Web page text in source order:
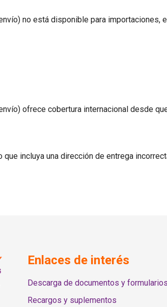
no está disponible para
ofrece cobertura internacional desde
incluya una dirección de entrega
Enlaces de interés
Descarga de documentos y
Recargos y suplementos